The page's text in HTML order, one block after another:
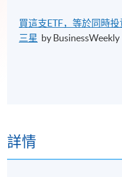
買這支ETF，等於同時
三星 by BusinessWeekly
詳情